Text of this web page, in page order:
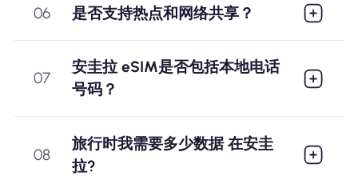
06 是否支持热点和网络共享？
07
安圭拉 eSIM是否包括本地电话
号码？
08
旅行时我需要多少数据 在安圭
拉?